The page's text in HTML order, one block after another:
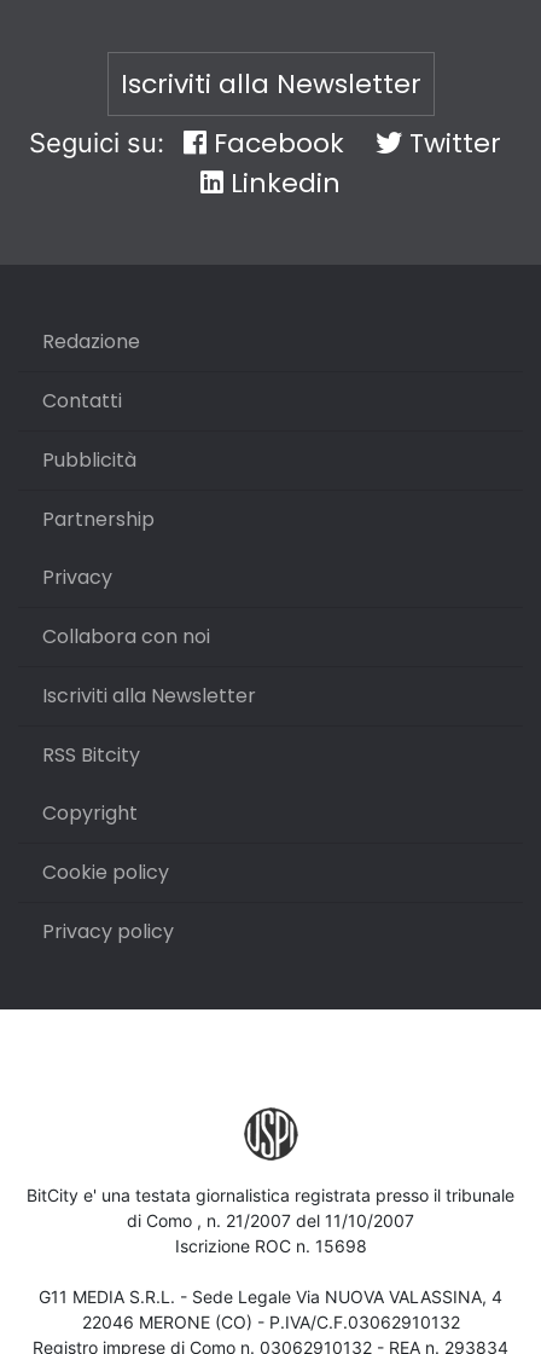
Iscriviti alla Newsletter
Seguici su: Facebook
Twitter
Linkedin
Redazione
Contatti
Pubblicità
Partnership
Privacy
Collabora con noi
Iscriviti alla Newsletter
RSS Bitcity
Copyright
Cookie policy
Privacy policy
BitCity e' una testata giornalistica registrata presso il tribunale
di Como , n. 21/2007 del 11/10/2007
Iscrizione ROC n. 15698
G11 MEDIA S.R.L. - Sede Legale Via NUOVA VALASSINA, 4
22046 MERONE (CO) - P.IVA/C.F.03062910132
Registro imprese di Como n. 03062910132 - REA n. 293834